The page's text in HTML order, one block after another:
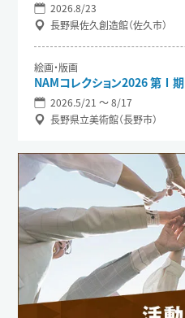
2026.8/23
長野県佐久創造館（佐久市）
絵画・版画
NAMコレクション2026 第Ⅰ期
2026.5/21 〜 8/17
長野県立美術館（長野市）